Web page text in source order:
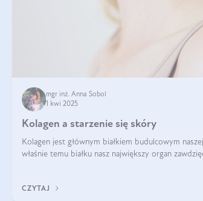
mgr inż. Anna Sobol
1 kwi 2025
Kolagen a starzenie się skóry
Kolagen jest głównym białkiem budulcowym
właśnie temu białku nasz największy organ
CZYTAJ